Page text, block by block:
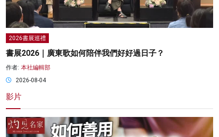
2026書展巡禮
書展2026｜廣東歌如何陪伴我們好好過日子？
作者: 本社編輯部
2026-08-04
影片